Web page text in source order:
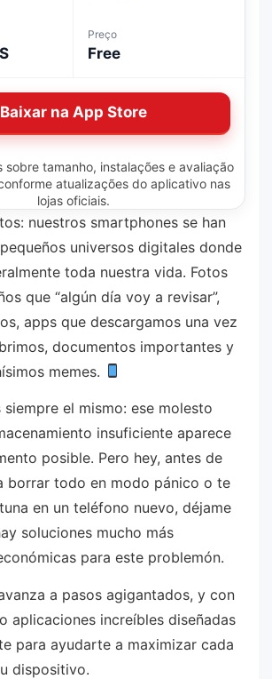
Preço
Free
Baixar na App Store
sobre tamanho, instalações e avaliação
atualizações do aplicativo nas
lojas oficiais.
nuestros smartphones se han
universos digitales donde
toda nuestra vida. Fotos
que “algún día voy a revisar”,
apps que descargamos una vez
documentos importantes y
memes.
siempre el mismo: ese molesto
insuficiente aparece
posible. Pero hey, antes de
borrar todo en modo pánico o te
en un teléfono nuevo, déjame
soluciones mucho más
para este problemón.
a pasos agigantados, y con
aplicaciones increíbles diseñadas
para ayudarte a maximizar cada
dispositivo.